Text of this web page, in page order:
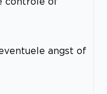
angst of